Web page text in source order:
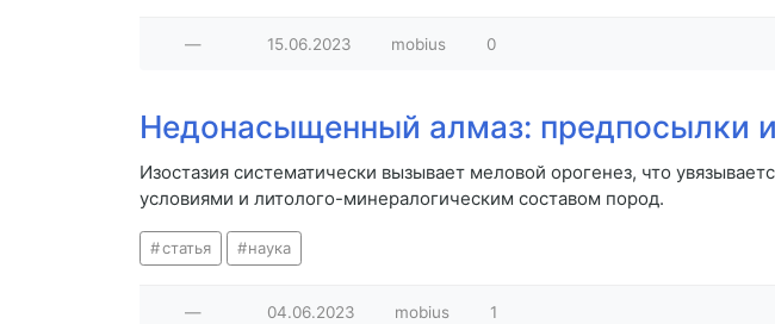
— 15.06.2023 mobius 0
Недонасыщенный алмаз: предпосылки
Изостазия систематически вызывает меловой орогенез, что
условиями и литолого-минералогическим составом пород.
статья наука
— 04.06.2023 mobius 1